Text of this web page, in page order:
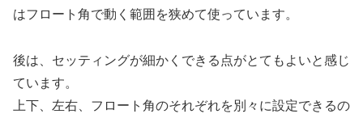
はフロート角で動く範囲を狭めて使っています。
後は、セッティングが細かくできる点がとてもよいと感じ
ています。
上下、左右、フロート角のそれぞれを別々に設定できるの